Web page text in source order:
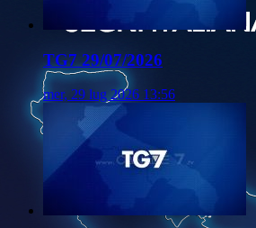
TG7 29/07/2026
mer, 29 lug 2026 13:56